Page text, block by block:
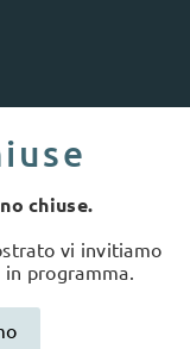
chiuse.
vi invitiamo
programma.